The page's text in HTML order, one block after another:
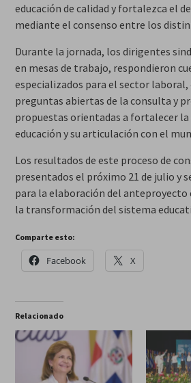
educación de calidad y fortalezca el
mediante el consenso entre los
Durante la jornada, los dirigentes
en mesas de trabajo, respondieron
especializados para el sector
preguntas abiertas de la consulta y
propuestas orientadas a fortalecer la
educación y su articulación con el
Los resultados de este proceso de
presentados el próximo 21 de julio y
para la elaboración del anteproyecto
la transformación del sistema
Comparte esto:
Facebook X
Relacionado